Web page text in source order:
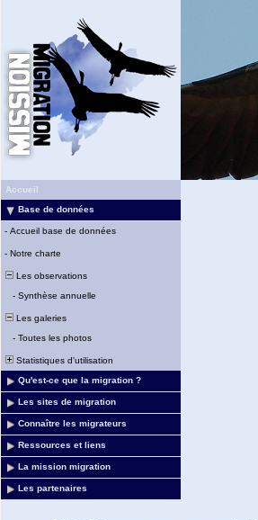
Accueil
Base de données
- Accueil base de données
- Notre charte
Les observations
- Synthèse annuelle
Les galeries
- Toutes les photos
Statistiques d'utilisation
Qu'est-ce que la migration ?
Les sites de migration
Connaître les migrateurs
Ressources et liens
La mission migration
Les partenaires